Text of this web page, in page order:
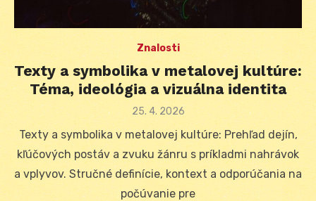
Znalosti
Texty a symbolika v metalovej kultúre:
Téma, ideológia a vizuálna identita
Posted
25. 4. 2026
Texty a symbolika v metalovej kultúre: Prehľad dejín,
kľúčových postáv a zvuku žánru s príkladmi nahrávok
a vplyvov. Stručné definície, kontext a odporúčania na
počúvanie pre